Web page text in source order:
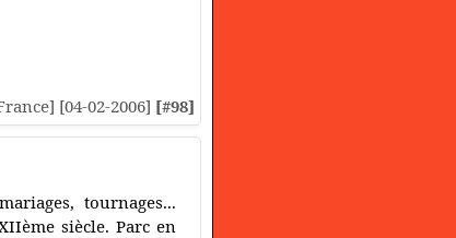
[04-02-2006] [#98]
tournages...
siècle. Parc en